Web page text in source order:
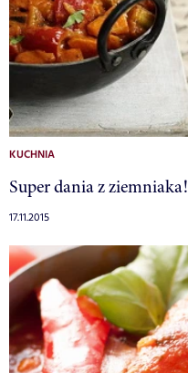
KUCHNIA
Super dania z ziemniaka!
17.11.2015